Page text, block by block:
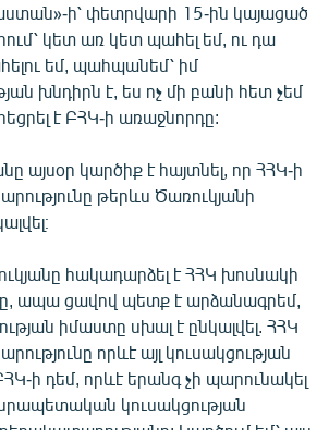
ի՝ փետրվարի 15-ին կայացած
կետ առ կետ պահել եմ, ու դա
եմ, պահպանեմ՝ իմ
խնդիրն է, ես ոչ մի բանի հետ չեմ
է ԲՀԿ-ի առաջնորդը:
այսօր կարծիք է հայտնել, որ ՀՀԿ-ի
թերևս Ծառուկյանի
հակադարձել է ՀՀԿ խոսնակի
ապա ցավով պետք է արձանագրեմ,
իմաստը սխալ է ընկալվել. ՀՀԿ
որևէ այլ կուսակցության
ի դեմ, որևէ երանգ չի պարունակել
կուսակցության